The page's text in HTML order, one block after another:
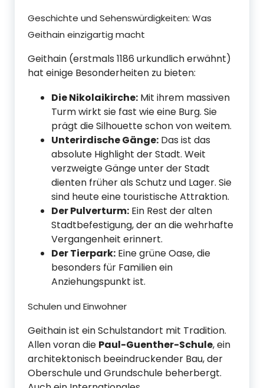
Geschichte und Sehenswürdigkeiten: Was
Geithain einzigartig macht
Geithain (erstmals 1186 urkundlich erwähnt)
hat einige Besonderheiten zu bieten:
Die Nikolaikirche: Mit ihrem massiven
Turm wirkt sie fast wie eine Burg. Sie
prägt die Silhouette schon von weitem.
Unterirdische Gänge: Das ist das
absolute Highlight der Stadt. Weit
verzweigte Gänge unter der Stadt
dienten früher als Schutz und Lager. Sie
sind heute eine touristische Attraktion.
Der Pulverturm: Ein Rest der alten
Stadtbefestigung, der an die wehrhafte
Vergangenheit erinnert.
Der Tierpark: Eine grüne Oase, die
besonders für Familien ein
Anziehungspunkt ist.
Schulen und Einwohner
Geithain ist ein Schulstandort mit Tradition.
Allen voran die Paul-Guenther-Schule, ein
architektonisch beeindruckender Bau, der
Oberschule und Grundschule beherbergt.